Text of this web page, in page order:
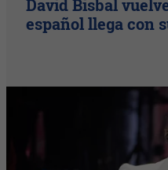
David Bisbal
español llega con